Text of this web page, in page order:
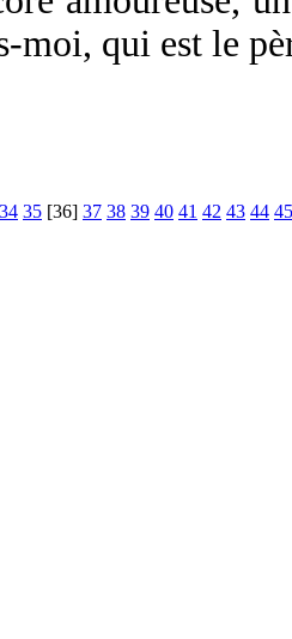
moi, qui est le
34 35 [36] 37 38 39 40 41 42 43 44 45